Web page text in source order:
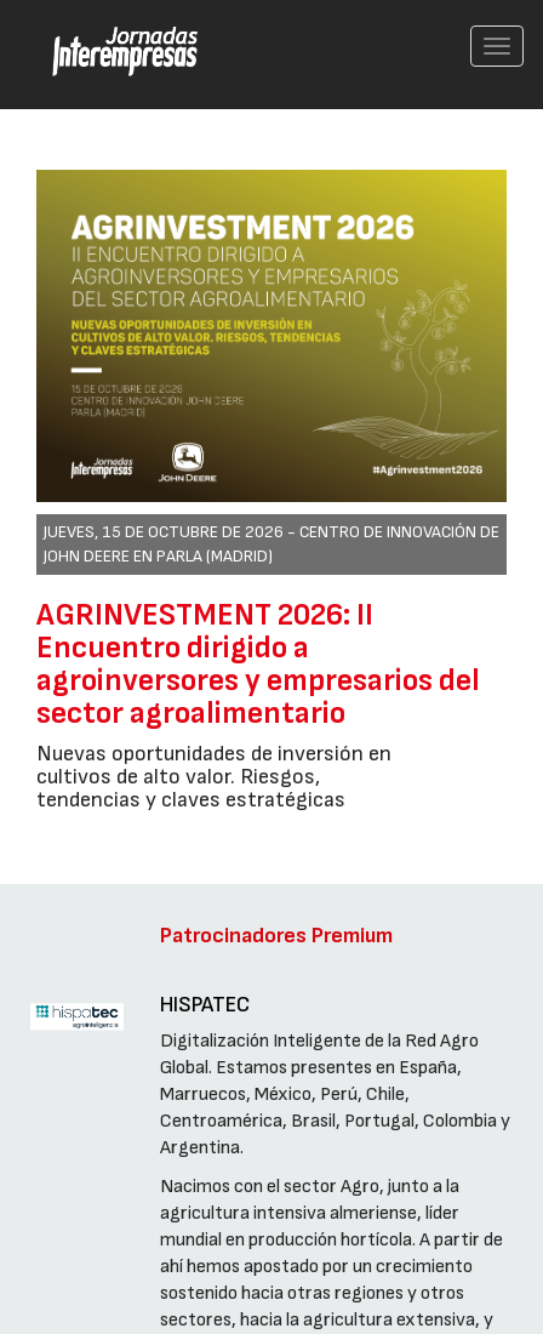
JUEVES, 15 DE OCTUBRE DE 2026 - CENTRO DE INNOVACIÓN DE
JOHN DEERE EN PARLA (MADRID)
AGRINVESTMENT 2026: II
Encuentro dirigido a
agroinversores y empresarios del
sector agroalimentario
Nuevas oportunidades de inversión en
cultivos de alto valor. Riesgos,
tendencias y claves estratégicas
Patrocinadores Premium
HISPATEC
Digitalización Inteligente de la Red Agro
Global. Estamos presentes en España,
Marruecos, México, Perú, Chile,
Centroamérica, Brasil, Portugal, Colombia y
Argentina.
Nacimos con el sector Agro, junto a la
agricultura intensiva almeriense, líder
mundial en producción hortícola. A partir de
ahí hemos apostado por un crecimiento
sostenido hacia otras regiones y otros
sectores, hacia la agricultura extensiva, y